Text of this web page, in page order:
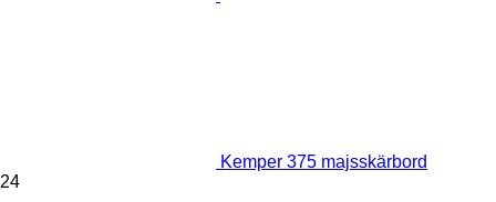
Kemper 375 majsskärbord
24